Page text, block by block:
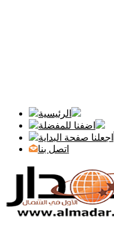
الرئيسية
اضفنا للمفضلة
اجعلنا صفحة البداية
اتصل بنا